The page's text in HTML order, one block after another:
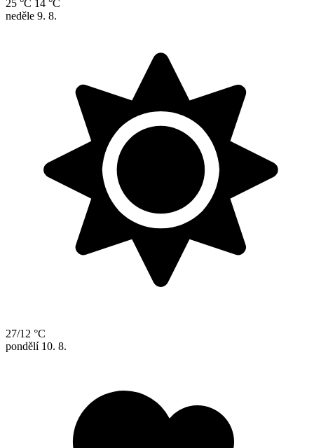
25 °C 14 °C
neděle 9. 8.
27/12 °C
pondělí 10. 8.